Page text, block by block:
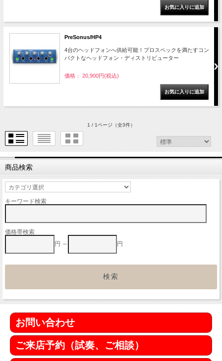
PreSonus/HP4
4台のヘッドフォンへ供給可能！プロスペックを満たすコン
パクトなヘッドフォン・ディストリビューター
価格： 20,900円(税込)
1 / 1ページ（全3件）
商品検索
キーワード検索
価格帯検索
円 ～
円
お問い合わせ
ご来店予約（試奏、ご相談）